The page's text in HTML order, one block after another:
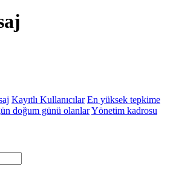
Kayıtlı Kullanıcılar En yüksek tepkime
doğum günü olanlarYönetim kadrosu